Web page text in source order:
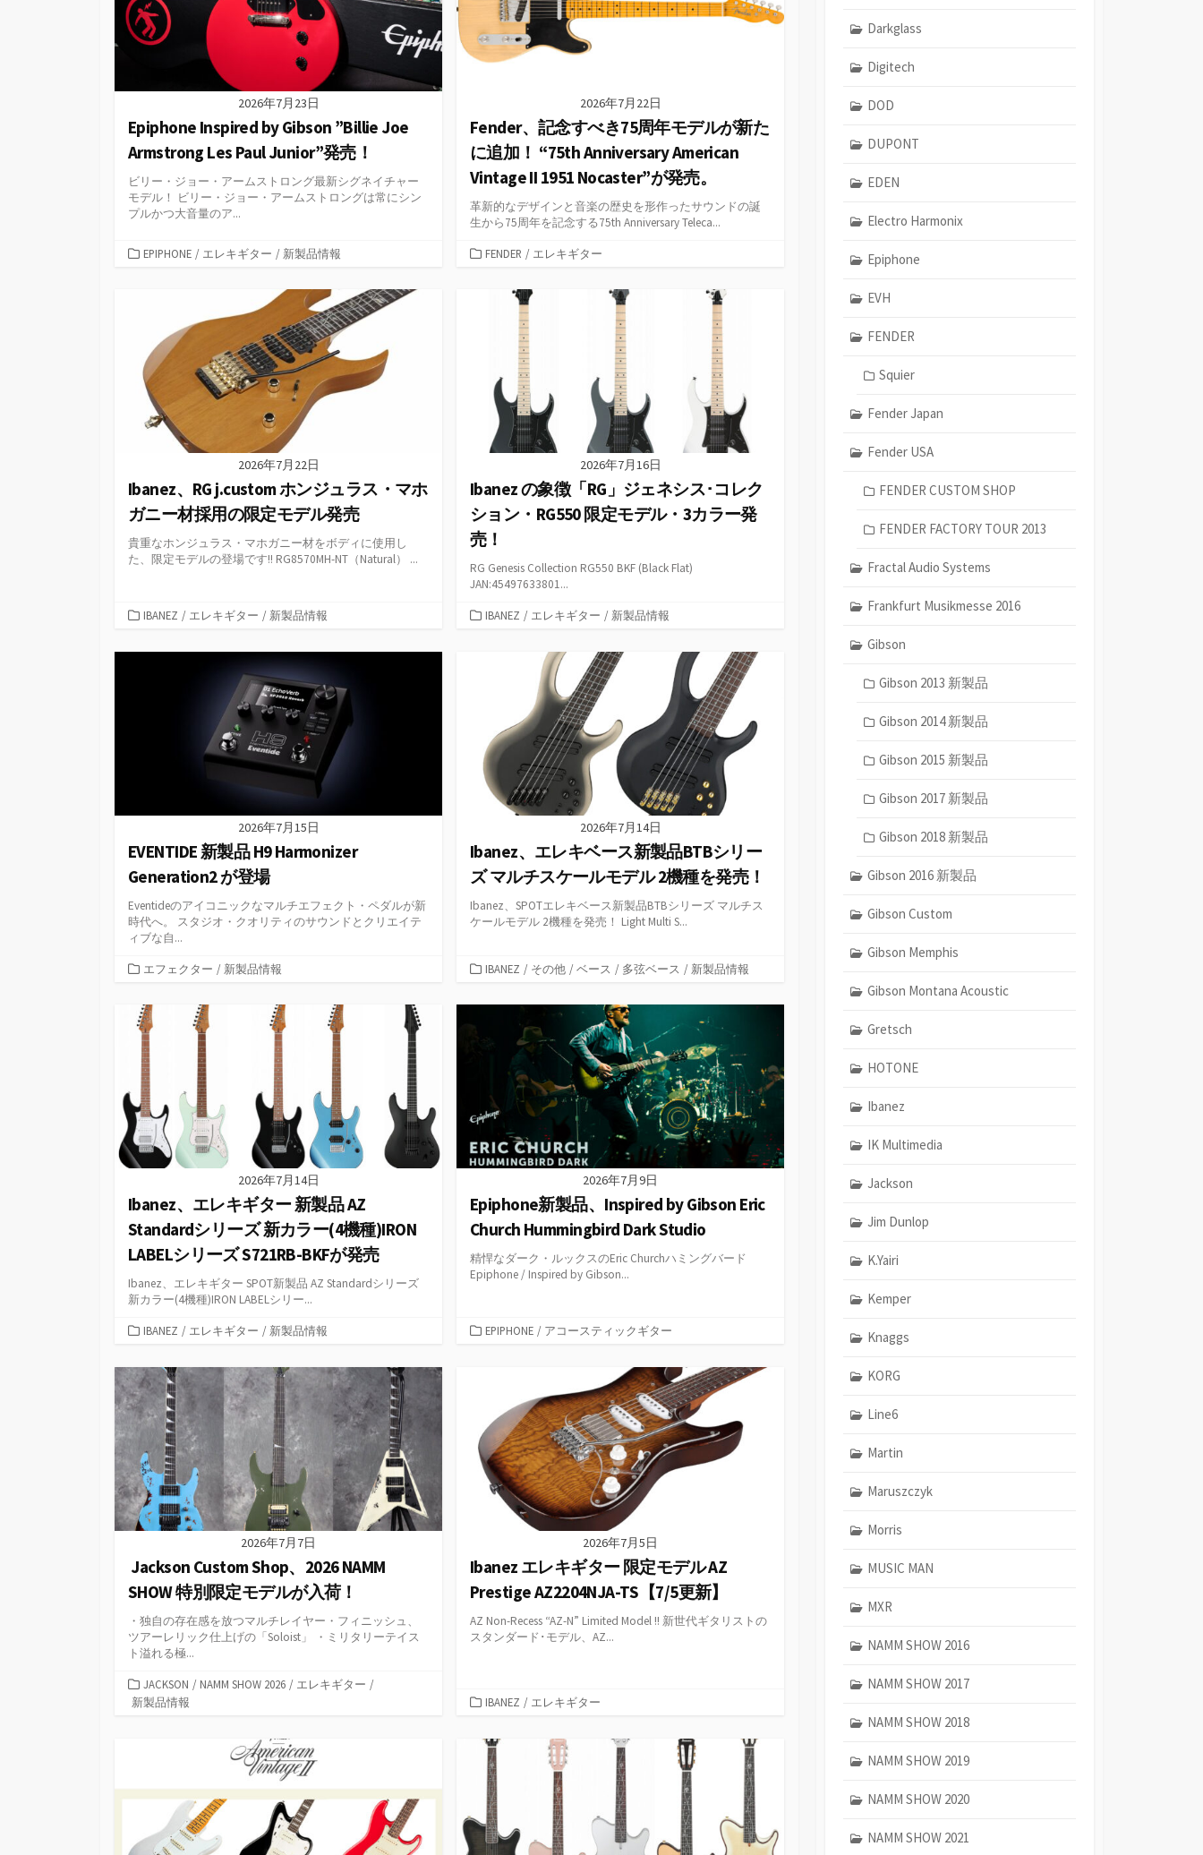
2026年7月23日
Epiphone Inspired by Gibson ”Billie Joe
Armstrong Les Paul Junior”発売！
ビリー・ジョー・アームストロング最新シグネイチャー
モデル！ ビリー・ジョー・アームストロングは常にシン
プルかつ大音量のア...
カEPIPHONE / エレキギター / 新製品情報
2026年7月22日
Fender、記念すべき75周年モデルが新た
に追加！ “75th Anniversary American
Vintage II 1951 Nocaster”が発売。
革新的なデザインと音楽の歴史を形作ったサウンドの誕
生から75周年を記念する75th Anniversary Teleca...
カFENDER / エレキギター
2026年7月22日
Ibanez、RG j.custom ホンジュラス・マホ
ガニー材採用の限定モデル発売
貴重なホンジュラス・マホガニー材をボディに使用し
た、限定モデルの登場です!! RG8570MH-NT（Natural） ...
カ
ゴ
IBANEZ / エレキギター / 新製品情報
2026年7月16日
Ibanez の象徴「RG」ジェネシス･コレク
ション・RG550 限定モデル・3カラー発
売！
RG Genesis Collection RG550 BKF (Black Flat)
JAN:45497633801...
カIBANEZ / エレキギター / 新製品情報
2026年7月15日
EVENTIDE 新製品 H9 Harmonizer
Generation2 が登場
Eventideのアイコニックなマルチエフェクト・ペダルが新
時代へ。 スタジオ・クオリティのサウンドとクリエイテ
ィブな自...
カ
ゴ
リ
ー
エフェクター / 新製品情報
2026年7月14日
Ibanez、エレキベース新製品BTBシリー
ズ マルチスケールモデル 2機種を発売！
Ibanez、SPOTエレキベース新製品BTBシリーズ マルチス
ケールモデル 2機種を発売！ Light Multi S...
カ
ゴ
IBANEZ / その他 / ベース / 多弦ベース / 新製品情報
2026年7月14日
Ibanez、エレキギター 新製品 AZ
Standardシリーズ 新カラー(4機種)IRON
LABELシリーズ S721RB-BKFが発売
Ibanez、エレキギター SPOT新製品 AZ Standardシリーズ
新カラー(4機種)IRON LABELシリー...
カ
ゴ
リ
ー
IBANEZ / エレキギター / 新製品情報
2026年7月9日
Epiphone新製品、Inspired by Gibson Eric
Church Hummingbird Dark Studio
精悍なダーク・ルックスのEric Churchハミングバード
Epiphone / Inspired by Gibson...
カEPIPHONE / アコースティックギター
2026年7月7日
Jackson Custom Shop、2026 NAMM
SHOW 特別限定モデルが入荷！
・独自の存在感を放つマルチレイヤー・フィニッシュ、
ツアーレリック仕上げの「Soloist」 ・ミリタリーテイス
ト溢れる極...
カ
テ
JACKSON / NAMM SHOW 2026 / エレキギター /
新製品情報
2026年7月5日
Ibanez エレキギター 限定モデル AZ
Prestige AZ2204NJA-TS【7/5更新】
AZ Non-Recess “AZ-N” Limited Model !! 新世代ギタリストの
スタンダード･モデル、AZ...
カ
ゴ
リ
ー
IBANEZ / エレキギター
Darkglass
Digitech
DOD
DUPONT
EDEN
Electro Harmonix
Epiphone
EVH
FENDER
Squier
Fender Japan
Fender USA
FENDER CUSTOM SHOP
FENDER FACTORY TOUR 2013
Fractal Audio Systems
Frankfurt Musikmesse 2016
Gibson
Gibson 2013 新製品
Gibson 2014 新製品
Gibson 2015 新製品
Gibson 2017 新製品
Gibson 2018 新製品
Gibson 2016 新製品
Gibson Custom
Gibson Memphis
Gibson Montana Acoustic
Gretsch
HOTONE
Ibanez
IK Multimedia
Jackson
Jim Dunlop
K.Yairi
Kemper
Knaggs
KORG
Line6
Martin
Maruszczyk
Morris
MUSIC MAN
MXR
NAMM SHOW 2016
NAMM SHOW 2017
NAMM SHOW 2018
NAMM SHOW 2019
NAMM SHOW 2020
NAMM SHOW 2021